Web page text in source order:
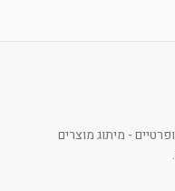
- מיתוג מוצרים